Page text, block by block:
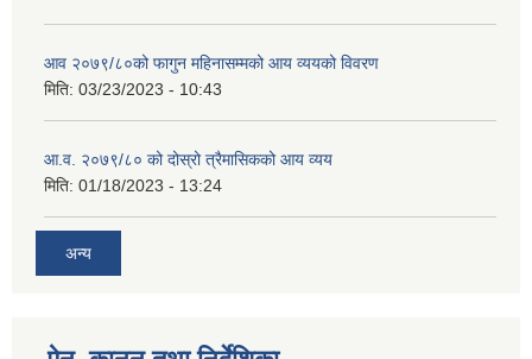
आव २०७९/८०को फागुन महिनासम्मको आय व्ययको विवरण
मिति: 03/23/2023 - 10:43
आ.व. २०७९/८० को दोस्रो त्रैमासिकको आय व्यय
मिति: 01/18/2023 - 13:24
अन्य